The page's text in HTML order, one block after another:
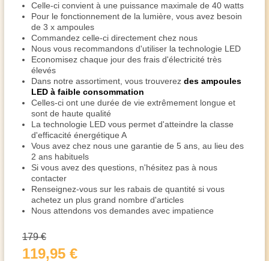
Celle-ci convient à une puissance maximale de 40 watts
Pour le fonctionnement de la lumière, vous avez besoin
de 3 x ampoules
Commandez celle-ci directement chez nous
Nous vous recommandons d'utiliser la technologie LED
Economisez chaque jour des frais d'électricité très
élevés
Dans notre assortiment, vous trouverez des ampoules
LED à faible consommation
Celles-ci ont une durée de vie extrêmement longue et
sont de haute qualité
La technologie LED vous permet d'atteindre la classe
d'efficacité énergétique A
Vous avez chez nous une garantie de 5 ans, au lieu des
2 ans habituels
Si vous avez des questions, n'hésitez pas à nous
contacter
Renseignez-vous sur les rabais de quantité si vous
achetez un plus grand nombre d'articles
Nous attendons vos demandes avec impatience
179 €
119,95 €